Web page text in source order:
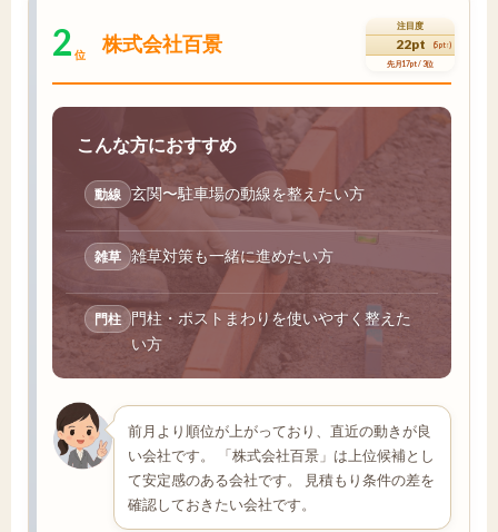
2 位 株式会社百景
注目度
22pt (5pt↑)
先月17pt / 3位
こんな方におすすめ
動線 玄関〜駐車場の動線を整えたい方
雑草 雑草対策も一緒に進めたい方
門柱
門柱・ポストまわりを使いやすく整えた
い方
前月より順位が上がっており、直近の動きが良
い会社です。 「株式会社百景」は上位候補とし
て安定感のある会社です。 見積もり条件の差を
確認しておきたい会社です。